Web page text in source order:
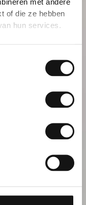
met andere
of die ze hebben
hun services.